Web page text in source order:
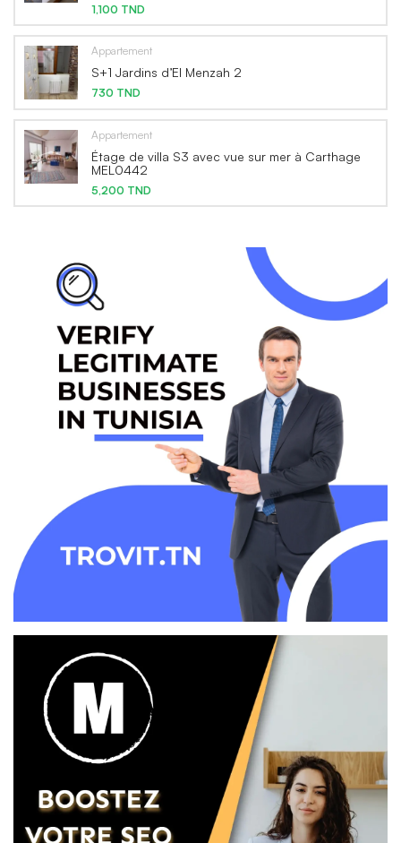
1,100 TND
Appartement
S+1 Jardins d’El Menzah 2
730 TND
Appartement
Étage de villa S3 avec vue sur mer à Carthage
MEL0442
5,200 TND